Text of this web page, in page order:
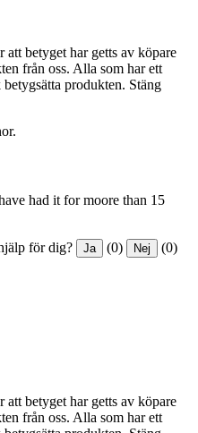
att betyget har getts av köpare
från oss. Alla som har ett
produkten. Stäng
had it for moore than 15
för dig? Ja (0) Nej (0)
att betyget har getts av köpare
från oss. Alla som har ett